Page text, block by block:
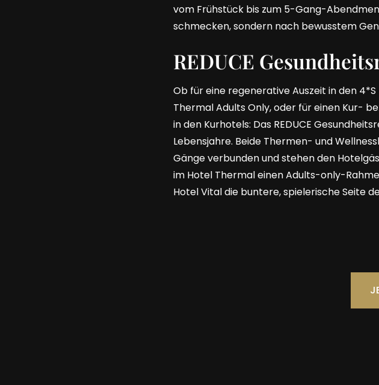
vom Frühstück bis zum 5-Gang-
schmecken, sondern nach bewusstem
REDUCE
Ob für eine regenerative Auszeit in den
Thermal Adults Only, oder für einen Kur-
in den Kurhotels: Das REDUCE
Lebensjahre. Beide Thermen- und
Gänge verbunden und stehen den
im Hotel Thermal einen Adults-only-
Hotel Vital die buntere, spielerische Seite